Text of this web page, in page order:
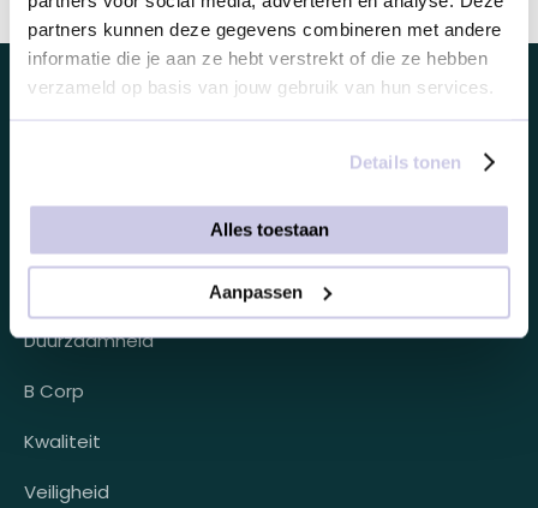
partners kunnen deze gegevens combineren met andere
informatie die je aan ze hebt verstrekt of die ze hebben
verzameld op basis van jouw gebruik van hun services.
Details tonen
Alles toestaan
Aanpassen
Looff zakelijk.
Looff bedrijfsomgeving
Looff attentprogramma | Collega's
Voor wie?
Klantcases
HR-koppeling
Over ons
Werken bij
Duurzaamheid
B Corp
Kwaliteit
Veiligheid